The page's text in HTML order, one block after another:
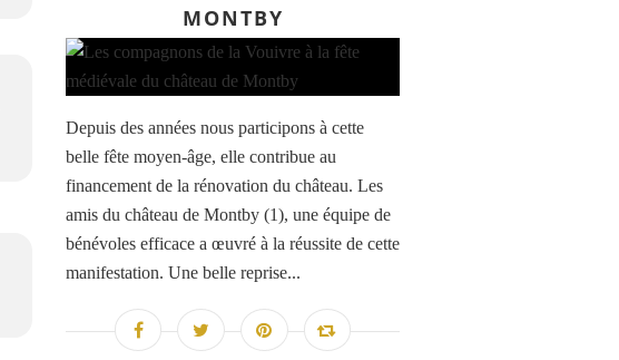
MONTBY
Depuis des années nous participons à cette
belle fête moyen-âge, elle contribue au
financement de la rénovation du château. Les
amis du château de Montby (1), une équipe de
bénévoles efficace a œuvré à la réussite de cette
manifestation. Une belle reprise...